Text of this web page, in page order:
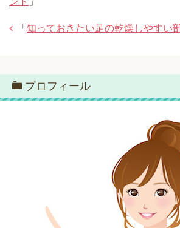
「 知っておきたい足の乾燥しやすい
プロフィール